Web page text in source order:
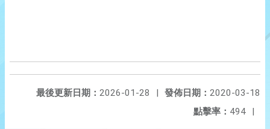
發佈日期： 2020-03-18
最後更新日期： 2026-01-28
|
點擊率： 494 |